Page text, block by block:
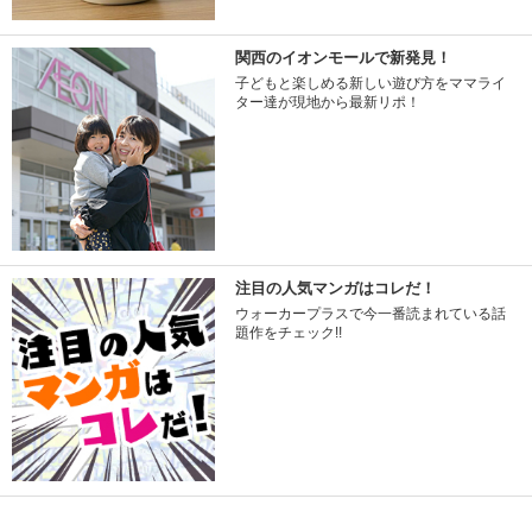
関西のイオンモールで新発見！
子どもと楽しめる新しい遊び方をママライ
ター達が現地から最新リポ！
注目の人気マンガはコレだ！
ウォーカープラスで今一番読まれている話
題作をチェック!!